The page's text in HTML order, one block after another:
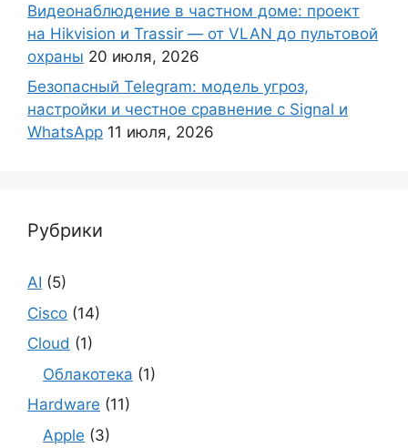
Видеонаблюдение в частном доме: проект
на Hikvision и Trassir — от VLAN до пультовой
охраны 20 июля, 2026
Безопасный Telegram: модель угроз,
настройки и честное сравнение с Signal и
WhatsApp 11 июля, 2026
Рубрики
AI (5)
Cisco (14)
Cloud (1)
Облакотека (1)
Hardware (11)
Apple (3)